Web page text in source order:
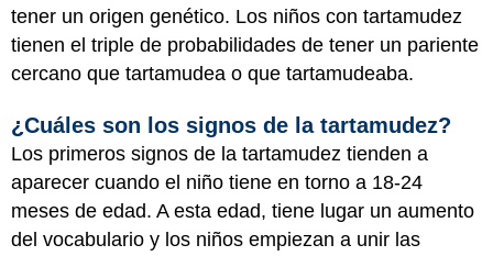
tener un origen genético. Los niños con tartamudez
tienen el triple de probabilidades de tener un pariente
cercano que tartamudea o que tartamudeaba.
¿Cuáles son los signos de la tartamudez?
Los primeros signos de la tartamudez tienden a
aparecer cuando el niño tiene en torno a 18-24
meses de edad. A esta edad, tiene lugar un aumento
del vocabulario y los niños empiezan a unir las